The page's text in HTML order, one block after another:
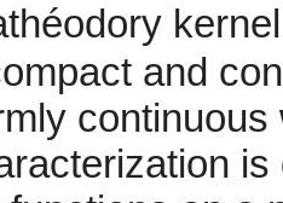
and